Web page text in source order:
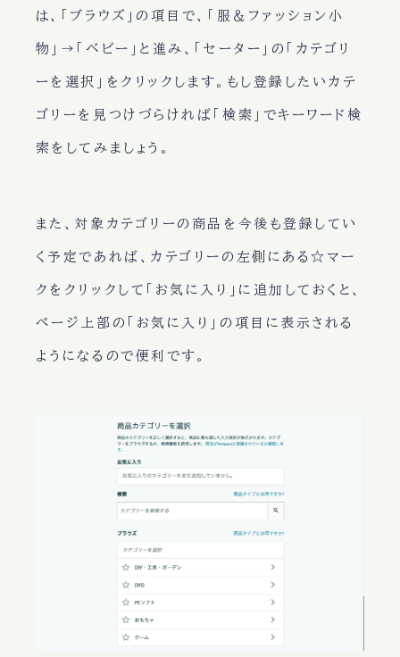
は、「ブラウズ」の項目で、「服＆ファッション小
物」→「ベビー」と進み、「セーター」の「カテゴリ
ーを選択」をクリックします。もし登録したいカテ
ゴリーを見つけづらければ「検索」でキーワード検
索をしてみましょう。
また、対象カテゴリーの商品を今後も登録してい
く予定であれば、カテゴリーの左側にある☆マー
クをクリックして「お気に入り」に追加しておくと、
ページ上部の「お気に入り」の項目に表示される
ようになるので便利です。